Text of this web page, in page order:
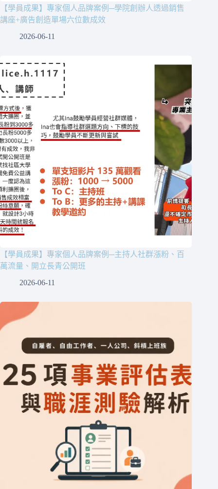
【學員成果】專家個人品牌案例─學院創辦人透過銷售
講座+廣告創造單場六位數成效
2026-06-11
【學員成果】專家個人品牌案例─主持人社群漲粉、百
萬流量、開立長青公開班
2026-06-11